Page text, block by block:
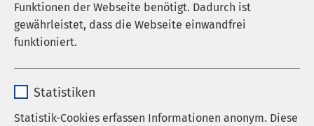
Funktionen der Webseite benötigt. Dadurch ist
gewährleistet, dass die Webseite einwandfrei
funktioniert.
Anbieter sgalinski
Statistiken
Statistik-Cookies erfassen Informationen anonym. Diese
Grenzenlos lernen: Unser
Austauschprojekt mit
Kroatien
Ihr seid auf der Suche nach einer spannenden